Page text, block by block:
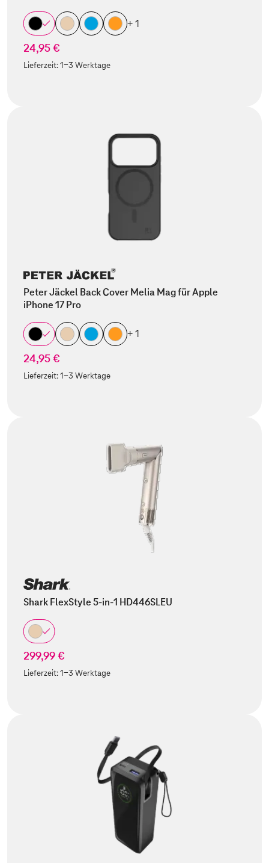
+ 1
24,95 €
Lieferzeit:1-3 Werktage
Peter Jäckel Back Cover Melia Mag für Apple
iPhone 17 Pro
+ 1
24,95 €
Lieferzeit:1-3 Werktage
Shark FlexStyle 5-in-1 HD446SLEU
299,99 €
Lieferzeit:1-3 Werktage